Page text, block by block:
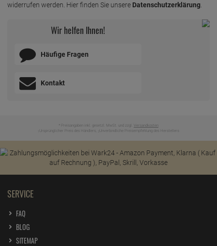
widerrufen werden. Hier finden Sie unsere Datenschutzerklärung
Wir helfen Ihnen!
Häufige Fragen
Kontakt
* Preisangaben inkl. gesetzl. MwSt. und zzgl. Versandkosten
Ursprünglicher Preis des Händlers, Unverbindliche Preisempfehlung des Herstellers
SERVICE
FAQ
BLOG
SITEMAP